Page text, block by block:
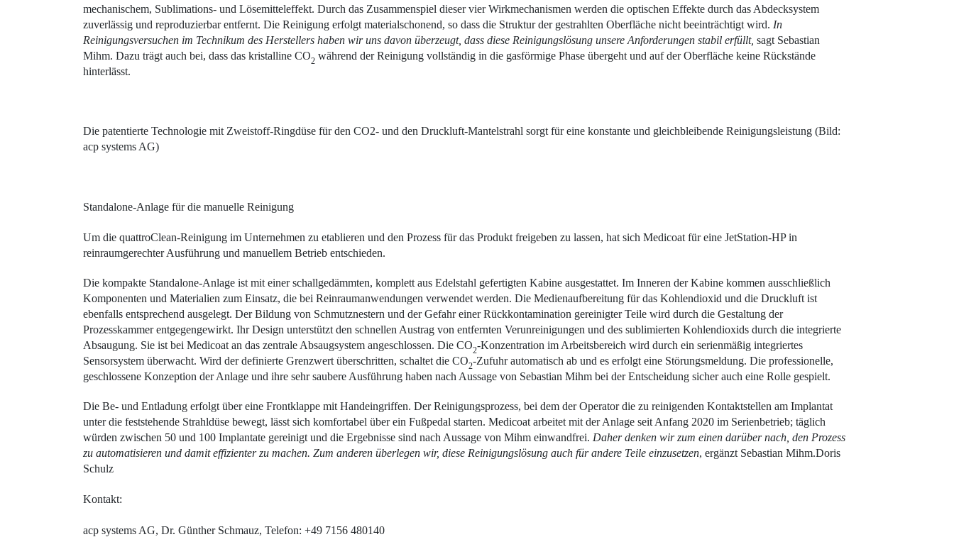
mechanischem, Sublimations- und Lösemitteleffekt. Durch das Zusammenspiel dieser vier Wirkmechanismen werden die optischen Effekte durch das Abdecksystem
zuverlässig und reproduzierbar entfernt. Die Reinigung erfolgt materialschonend, so dass die Struktur der gestrahlten Oberfläche nicht beeinträchtigt wird. In
Reinigungsversuchen im Technikum des Herstellers haben wir uns davon überzeugt, dass diese Reinigungslösung unsere Anforderungen stabil erfüllt, sagt Sebastian
Mihm. Dazu trägt auch bei, dass das kristalline CO2 während der Reinigung vollständig in die gasförmige Phase übergeht und auf der Oberfläche keine Rückstände
hinterlässt.
Die patentierte Technologie mit Zweistoff-Ringdüse für den CO2- und den Druckluft-Mantelstrahl sorgt für eine konstante und gleichbleibende Reinigungsleistung (Bild:
acp systems AG)
Standalone-Anlage für die ­manuelle Reinigung
Um die quattroClean-Reinigung im Unternehmen zu etablieren und den Prozess für das Produkt freigeben zu lassen, hat sich Medi­coat für eine JetStation-HP in
reinraumgerechter Ausführung und manuellem Betrieb entschieden.
Die kompakte Standalone-Anlage ist mit einer schallgedämmten, komplett aus Edelstahl gefertigten Kabine ausgestattet. Im Inneren der Kabine kommen ausschließlich
Komponenten und Materialien zum Einsatz, die bei Reinraumanwendungen verwendet werden. Die Medienaufbereitung für das Kohlendioxid und die Druckluft ist
ebenfalls entsprechend ausgelegt. Der Bildung von ­Schmutznestern und der Gefahr einer Rückkontamination gereinigter Teile wird durch die Gestaltung der
Prozesskammer entgegengewirkt. Ihr ­Design unterstützt den schnellen Austrag von entfernten Verunreinigungen und des sublimier­ten Kohlendioxids durch die integrierte
Absaugung. Sie ist bei Medicoat an das zentrale Absaugsystem angeschlossen. Die CO2-Konzentration im Arbeitsbereich wird durch ein serienmäßig integriertes
Sensorsystem überwacht. Wird der definierte Grenzwert überschritten, schaltet die CO2-Zufuhr auto­matisch ab und es erfolgt eine Störungsmeldung. Die professionelle,
geschlossene Konzeption der Anlage und ihre sehr saubere Ausführung haben nach Aussage von Sebastian Mihm bei der Entscheidung sicher auch eine Rolle gespielt.
Die Be- und Entladung erfolgt über eine Frontklappe mit Handeingriffen. Der Reinigungsprozess, bei dem der Operator die zu reinigenden Kontaktstellen am Implantat
unter die feststehende Strahldüse bewegt, lässt sich komfortabel über ein Fußpedal starten. Medicoat arbeitet mit der Anlage seit Anfang 2020 im Serienbetrieb; täglich
würden zwischen 50 und 100 Implantate gereinigt und die Ergebnisse sind nach Aussage von Mihm einwandfrei. Daher denken wir zum einen darüber nach, den Prozess
zu automatisieren und damit effizienter zu machen. Zum anderen überlegen wir, diese Reinigungslösung auch für andere Teile einzusetzen, ergänzt Sebastian Mihm.Doris
Schulz
Kontakt:
acp systems AG, Dr. Günther Schmauz, Telefon: +49 7156 480140